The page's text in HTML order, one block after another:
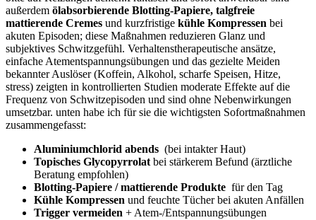
außerdem⁣ ölabsorbierende‌ Blotting‑Papiere, talgfreie
mattierende Cremes und ‌kurzfristige kühle Kompressen bei ​
akuten Episoden; diese Maßnahmen ‍reduzieren⁣ Glanz⁢ und
subjektives⁢ Schwitzgefühl. Verhaltenstherapeutische ansätze,
einfache Atementspannungsübungen und das gezielte Meiden
bekannter Auslöser (Koffein, Alkohol, scharfe Speisen, Hitze,
⁣stress) zeigten⁢ in kontrollierten Studien moderate Effekte auf‍ die⁤
Frequenz‌ von Schwitzepisoden und‌ sind‍ ohne Nebenwirkungen
umsetzbar. unten‌ habe​ ich​ für sie die ​wichtigsten Sofortmaßnahmen
zusammengefasst:
Aluminiumchlorid abends ​ (bei intakter Haut)
Topisches Glycopyrrolat bei stärkerem‌ Befund (ärztliche
⁢Beratung empfohlen)
Blotting‑Papiere / ​mattierende Produkte ⁢ für den‍ Tag
Kühle Kompressen und ​feuchte Tücher bei akuten Anfällen
Trigger vermeiden + Atem‑/Entspannungsübungen